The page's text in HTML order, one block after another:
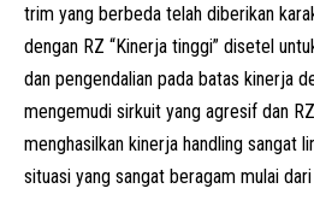
trim yang berbeda telah diberikan
dengan RZ “Kinerja tinggi” disetel
dan pengendalian pada batas kinerja
mengemudi sirkuit yang agresif dan
menghasilkan kinerja handling sangat
situasi yang sangat beragam mulai